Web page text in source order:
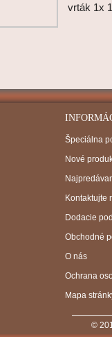
vrták 1x
Špeciálna
Nové
Kontaktujte
Dodacie
Obchodné
O nás
Ochrana
Mapa
©